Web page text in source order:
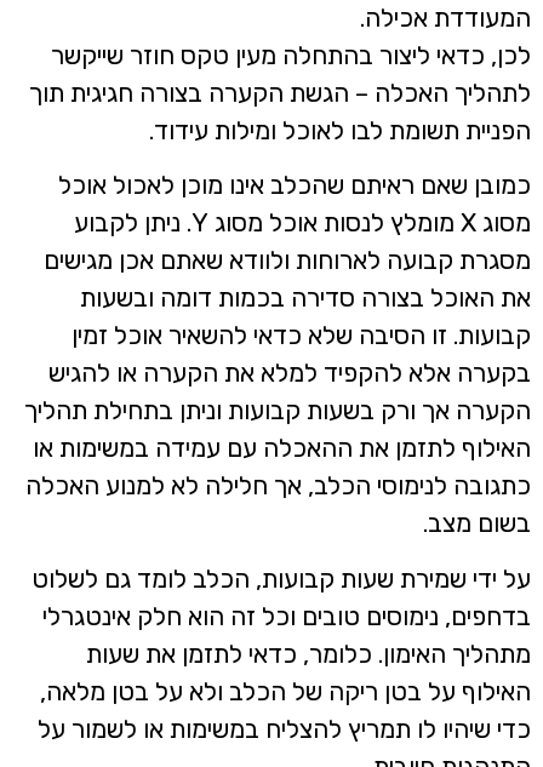
אכילה.
כדאי ליצור בהתחלה מעין טקס חוזר שייקשר
האכלה – הגשת הקערה בצורה חגיגית תוך
תשומת לבו לאוכל ומילות עידוד.
שאם ראיתם שהכלב אינו מוכן לאכול אוכל
מסוג X מומלץ לנסות אוכל מסוג Y. ניתן לקבוע
קבועה לארוחות ולוודא שאתם אכן מגישים
האוכל בצורה סדירה בכמות דומה ובשעות
זו הסיבה שלא כדאי להשאיר אוכל זמין
אלא להקפיד למלא את הקערה או להגיש
אך ורק בשעות קבועות וניתן בתחילת תהליך
לתזמן את ההאכלה עם עמידה במשימות או
לנימוסי הכלב, אך חלילה לא למנוע האכלה
מצב.
ידי שמירת שעות קבועות, הכלב לומד גם לשלוט
נימוסים טובים וכל זה הוא חלק אינטגרלי
האימון. כלומר, כדאי לתזמן את שעות
על בטן ריקה של הכלב ולא על בטן מלאה,
שיהיו לו תמריץ להצליח במשימות או לשמור על